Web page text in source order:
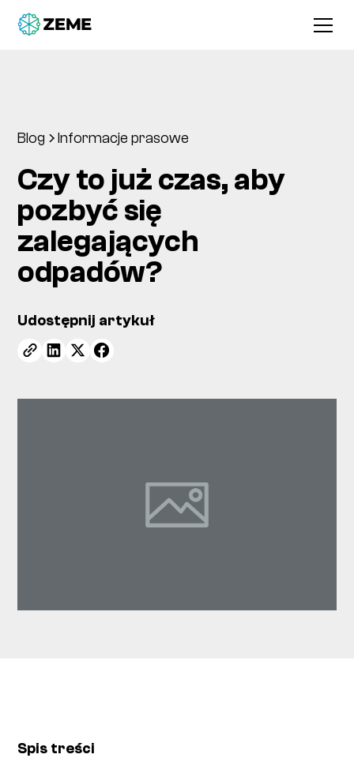
Blog Informacje prasowe
Czy to już czas, aby
pozbyć się
zalegających
odpadów?
Udostępnij artykuł
Spis treści